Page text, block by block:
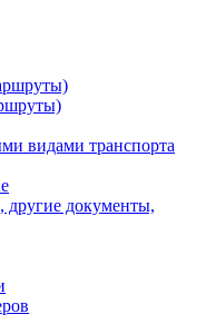
видами транспорта
документы,